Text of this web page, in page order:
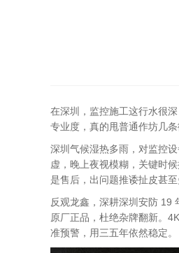
在深圳，监控施工这行水很
专业度，真的甩普通作坊几条
深圳气候湿热多雨，对监控
虚，晚上夜视模糊，关键时
是售后，出问题推诿扯皮甚
反观龙鑫，深耕深圳安防 19
原厂正品，杜绝杂牌翻新。
准预警，用三五年依然稳定。